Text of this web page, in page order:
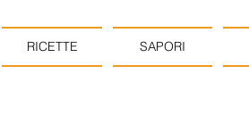
RICETTE SAPORI